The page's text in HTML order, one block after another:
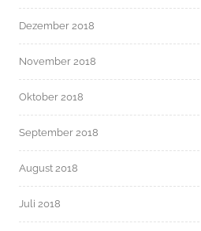
Dezember 2018
November 2018
Oktober 2018
September 2018
August 2018
Juli 2018